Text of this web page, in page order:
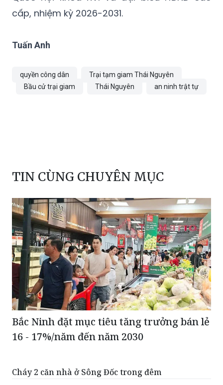
cấp, nhiệm kỳ 2026-2031.
Tuấn Anh
quyền công dân
Trại tạm giam Thái Nguyên
Bầu cử trại giam
Thái Nguyên an ninh trật tự
TIN CÙNG CHUYÊN MỤC
Bắc Ninh đặt mục tiêu tăng trưởng bán lẻ
16 - 17%/năm đến năm 2030
Cháy 2 căn nhà ở Sông Đốc trong đêm